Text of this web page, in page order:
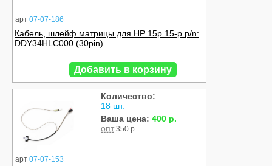
арт 07-07-186
Кабель, шлейф матрицы для HP 15p 15-p p/n:
DDY34HLC000 (30pin)
Добавить в корзину
арт 07-07-153
Количество:
18 шт.
Ваша цена: 400 р.
опт 350 р.